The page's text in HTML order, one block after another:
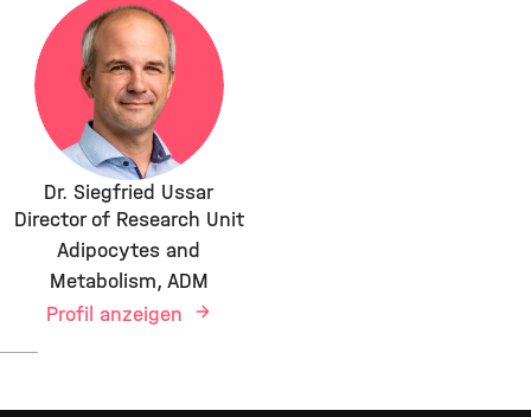
Dr. Siegfried Ussar
Director of Research Unit
Adipocytes and
Metabolism, ADM
Profil anzeigen